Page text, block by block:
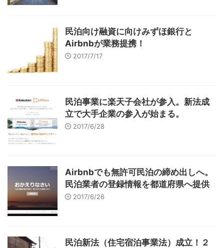
民泊向け融資に向けみずほ銀行と
Airbnbが業務提携！
2017/7/17
民泊事業に楽天子会社が参入。新法成
立で大手企業の参入が始まる。
2017/6/28
Airbnbでも無許可民泊の締め出しへ。
民泊業者の登録情報を都道府県へ提供
2017/6/26
民泊新法（住宅宿泊事業法）成立！２